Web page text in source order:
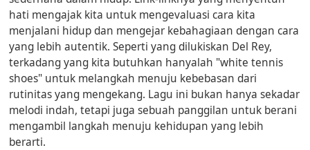
hati mengajak kita untuk mengevaluasi cara kita
menjalani hidup dan mengejar kebahagiaan dengan cara
yang lebih autentik. Seperti yang dilukiskan Del Rey,
terkadang yang kita butuhkan hanyalah "white tennis
shoes" untuk melangkah menuju kebebasan dari
rutinitas yang mengekang. Lagu ini bukan hanya sekadar
melodi indah, tetapi juga sebuah panggilan untuk berani
mengambil langkah menuju kehidupan yang lebih
berarti.